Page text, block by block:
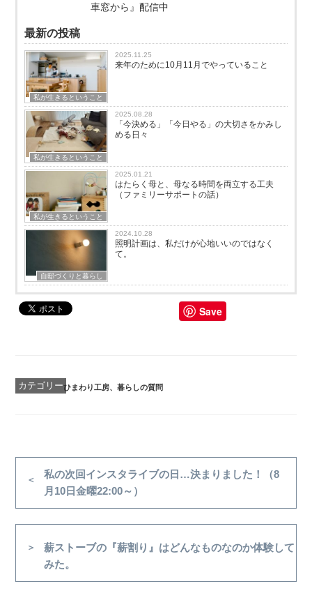
車窓から』配信中
最新の投稿
私が生きるということ
2025.11.25
来年のために10月11月でやっていること
私が生きるということ
2025.08.28
「今決める」「今日やる」の大切さをかみし
める日々
私が生きるということ
2025.01.21
はたらく母と、母なる時間を両立する工夫
（ファミリーサポートの話）
自邸づくりと暮らし
2024.10.28
照明計画は、私だけが心地いいのではなく
て。
Save
カ
ひまわり工房、 暮らしの質問
投
ー
前
の
私の次回インスタライブの日…決まりました！（8
月10日金曜22:00～）
次
の
薪ストーブの『薪割り』はどんなものなのか体験して
みた。